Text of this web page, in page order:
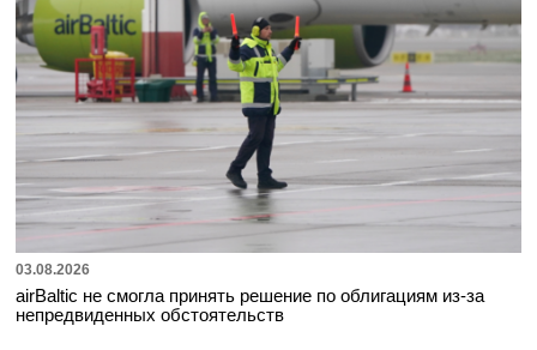
03.08.2026
airBaltic не смогла принять решение по облигациям из-за
непредвиденных обстоятельств